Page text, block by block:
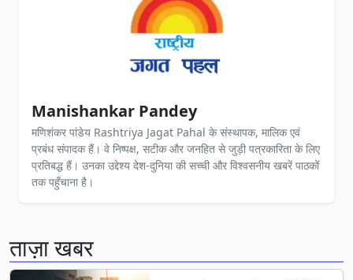
Manishankar Pandey
मणिशंकर पांडेय Rashtriya Jagat Pahal के संस्थापक, मालिक एवं
प्रबंध संपादक हैं। वे निष्पक्ष, सटीक और जनहित से जुड़ी पत्रकारिता के लिए
प्रतिबद्ध हैं। उनका उद्देश्य देश-दुनिया की सच्ची और विश्वसनीय खबरें पाठकों
तक पहुँचाना है।
ताज़ा खबर